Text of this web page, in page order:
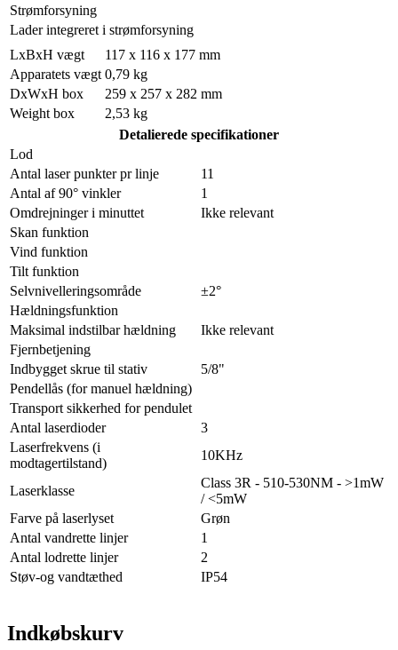
Strømforsyning
Lader integreret i strømforsyning
LxBxH vægt
117 x 116 x 177 mm
Apparatets vægt 0,79 kg
DxWxH box
259 x 257 x 282 mm
Weight box
2,53 kg
Detalierede specifikationer
Lod
Antal laser punkter pr linje
11
Antal af 90° vinkler
1
Omdrejninger i minuttet
Ikke relevant
Skan funktion
Vind funktion
Tilt funktion
Selvnivelleringsområde
±2°
Hældningsfunktion
Maksimal indstilbar hældning
Ikke relevant
Fjernbetjening
Indbygget skrue til stativ
5/8"
Pendellås (for manuel hældning)
Transport sikkerhed for pendulet
Antal laserdioder
3
Laserfrekvens (i
modtagertilstand)
10KHz
Laserklasse
Class 3R - 510-530NM - >1mW
/ <5mW
Farve på laserlyset
Grøn
Antal vandrette linjer
1
Antal lodrette linjer
2
Støv-og vandtæthed
IP54
Indkøbskurv